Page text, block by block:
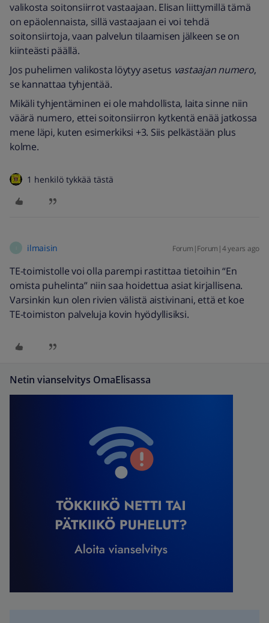
valikosta soitonsiirrot vastaajaan. Elisan liittymillä tämä
on epäolennaista, sillä vastaajaan ei voi tehdä
soitonsiirtoja, vaan palvelun tilaamisen jälkeen se on
kiinteästi päällä.
Jos puhelimen valikosta löytyy asetus vastaajan numero,
se kannattaa tyhjentää.
Mikäli tyhjentäminen ei ole mahdollista, laita sinne niin
väärä numero, ettei soitonsiirron kytkentä enää jatkossa
mene läpi, kuten esimerkiksi +3. Siis pelkästään plus
kolme.
1 henkilö tykkää tästä
ilmaisin Forum|Forum|4 years ago
TE-toimistolle voi olla parempi rastittaa tietoihin “En
omista puhelinta” niin saa hoidettua asiat kirjallisena.
Varsinkin kun olen rivien välistä aistivinani, että et koe
TE-toimiston palveluja kovin hyödyllisiksi.
Netin vianselvitys OmaElisassa